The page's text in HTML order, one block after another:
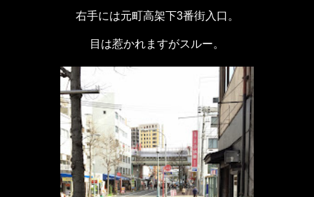
右手には元町高架下3番街入口。
目は惹かれますがスルー。